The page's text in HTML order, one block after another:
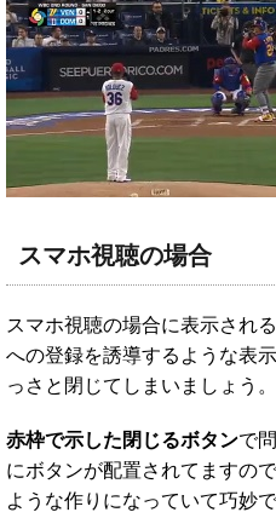
スマホ視聴の場合
スマホ視聴の場合に表示され
への登録を誘導するような表
っさと閉じてしまいましょう。
赤枠で示した閉じるボタンで
にボタンが配置されてますの
ような作りになっていて巧妙